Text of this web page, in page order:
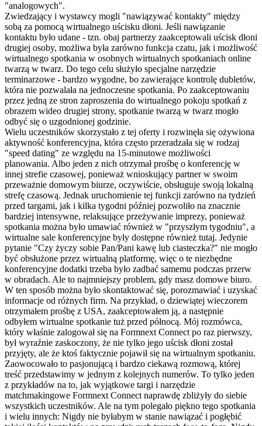
"analogowych".
Zwiedzający i wystawcy mogli "nawiązywać kontakty" między
sobą za pomocą wirtualnego uścisku dłoni. Jeśli nawiązanie
kontaktu było udane - tzn. obaj partnerzy zaakceptowali uścisk dłoni
drugiej osoby, możliwa była zarówno funkcja czatu, jak i możliwość
wirtualnego spotkania w osobnych wirtualnych spotkaniach online
twarzą w twarz. Do tego celu służyło specjalne narzędzie
terminarzowe - bardzo wygodne, bo zawierające kontrolę dubletów,
która nie pozwalała na jednoczesne spotkania. Po zaakceptowaniu
przez jedną ze stron zaproszenia do wirtualnego pokoju spotkań z
obrazem wideo drugiej strony, spotkanie twarzą w twarz mogło
odbyć się o uzgodnionej godzinie.
Wielu uczestników skorzystało z tej oferty i rozwinęła się ożywiona
aktywność konferencyjna, która często przeradzała się w rodzaj
"speed dating" ze względu na 15-minutowe możliwości
planowania. Albo jeden z nich otrzymał prośbę o konferencję w
innej strefie czasowej, ponieważ wnioskujący partner w swoim
przeważnie domowym biurze, oczywiście, obsługuje swoją lokalną
strefę czasową. Jednak uruchomienie tej funkcji zarówno na tydzień
przed targami, jak i kilka tygodni później pozwoliło na znacznie
bardziej intensywne, relaksujące przeżywanie imprezy, ponieważ
spotkania można było umawiać również w "przyszłym tygodniu", a
wirtualne sale konferencyjne były dostępne również tutaj. Jedynie
pytanie "Czy życzy sobie Pan/Pani kawę lub ciasteczka?" nie mogło
być obsłużone przez wirtualną platformę, więc o te niezbędne
konferencyjne dodatki trzeba było zadbać samemu podczas przerw
w obradach. Ale to najmniejszy problem, gdy masz domowe biuro.
W ten sposób można było skontaktować się, porozmawiać i uzyskać
informacje od różnych firm. Na przykład, o dziewiątej wieczorem
otrzymałem prośbę z USA, zaakceptowałem ją, a następnie
odbyłem wirtualne spotkanie tuż przed północą. Mój rozmówca,
który właśnie zalogował się na Formnext Connect po raz pierwszy,
był wyraźnie zaskoczony, że nie tylko jego uścisk dłoni został
przyjęty, ale że ktoś faktycznie pojawił się na wirtualnym spotkaniu.
Zaowocowało to pasjonującą i bardzo ciekawą rozmową, której
treść przedstawimy w jednym z kolejnych numerów. To tylko jeden
z przykładów na to, jak wyjątkowe targi i narzędzie
matchmakingowe Formnext Connect naprawdę zbliżyły do siebie
wszystkich uczestników. Ale na tym polegało piękno tego spotkania
i wielu innych: Nigdy nie byłabym w stanie nawiązać i pogłębić